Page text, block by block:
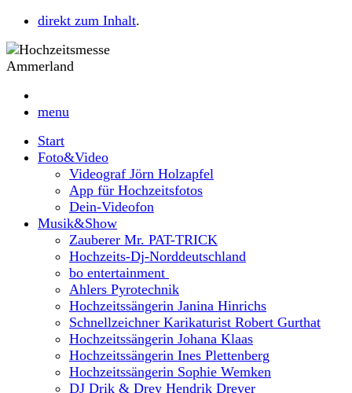
direkt zum Inhalt.
menu
Start
Foto&Video
Videograf Jörn Holzapfel
App für Hochzeitsfotos
Dein-Videofon
Musik&Show
Zauberer Mr. PAT-TRICK
Hochzeits-Dj-Norddeutschland
bo entertainment
Ahlers Pyrotechnik
Hochzeitssängerin Janina Hinrichs
Schnellzeichner Karikaturist Robert Gurthat
Hochzeitssängerin Johana Klaas
Hochzeitssängerin Ines Plettenberg
Hochzeitssängerin Sophie Wemken
DJ Drik & Drey Hendrik Dreyer